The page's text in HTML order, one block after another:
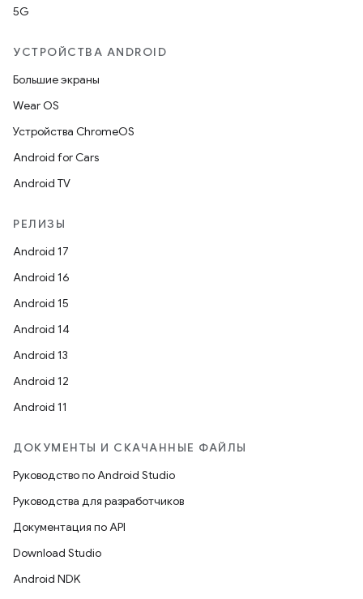
5G
УСТРОЙСТВА ANDROID
Большие экраны
Wear OS
Устройства ChromeOS
Android for Cars
Android TV
РЕЛИЗЫ
Android 17
Android 16
Android 15
Android 14
Android 13
Android 12
Android 11
ДОКУМЕНТЫ И СКАЧАННЫЕ ФАЙЛЫ
Руководство по Android Studio
Руководства для разработчиков
Документация по API
Download Studio
Android NDK